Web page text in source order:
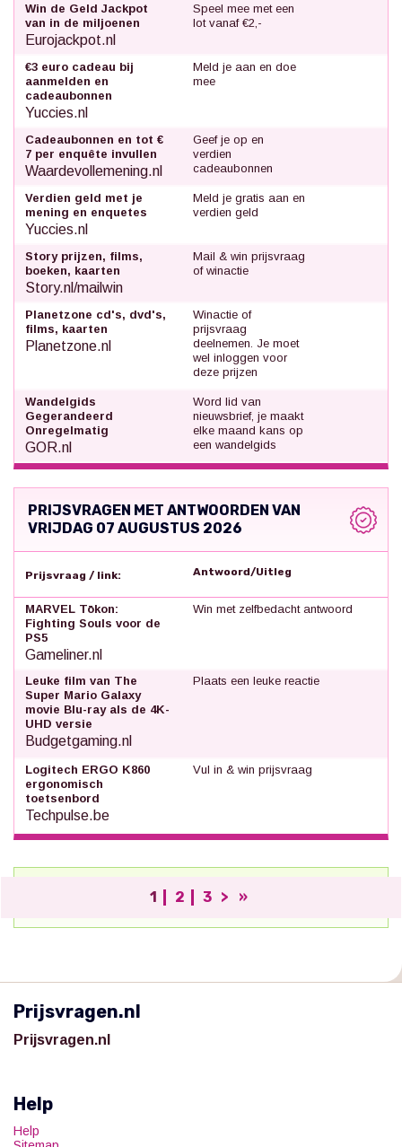
Win de Geld Jackpot
van in de miljoenen
Eurojackpot.nl
Speel mee met een
lot vanaf €2,-
€3 euro cadeau bij
aanmelden en
cadeaubonnen
Yuccies.nl
Meld je aan en doe
mee
Cadeaubonnen en tot €
7 per enquête invullen
Waardevollemening.nl
Geef je op en
verdien
cadeaubonnen
Verdien geld met je
mening en enquetes
Yuccies.nl
Meld je gratis aan en
verdien geld
Story prijzen, films,
boeken, kaarten
Story.nl/mailwin
Mail & win prijsvraag
of winactie
Planetzone cd's, dvd's,
films, kaarten
Planetzone.nl
Winactie of
prijsvraag
deelnemen. Je moet
wel inloggen voor
deze prijzen
Wandelgids
Gegerandeerd
Onregelmatig
GOR.nl
Word lid van
nieuwsbrief, je maakt
elke maand kans op
een wandelgids
PRIJSVRAGEN MET ANTWOORDEN VAN
VRIJDAG 07 AUGUSTUS 2026
Prijsvraag / link: Antwoord/Uitleg
MARVEL Tōkon:
Fighting Souls voor de
PS5
Gameliner.nl
Win met zelfbedacht antwoord
Leuke film van The
Super Mario Galaxy
movie Blu-ray als de 4K-
UHD versie
Budgetgaming.nl
Plaats een leuke reactie
Logitech ERGO K860
ergonomisch
toetsenbord
Techpulse.be
Vul in & win prijsvraag
1 2 3 > »
Prijsvragen.nl
Prijsvragen.nl
Help
Help